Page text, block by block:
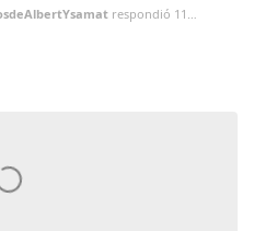
respondió 11 de May de 2023